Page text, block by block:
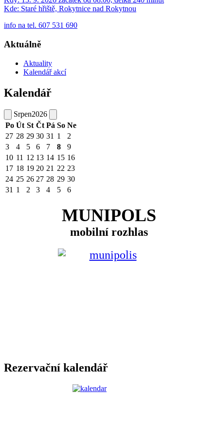
Kde: Staré hřiště, Rokytnice nad Rokytnou
info na tel. 607 531 690
Aktuálně
Aktuality
Kalendář akcí
Kalendář
Srpen2026
Po Út St Čt Pá So Ne
27 28 29 30 31 1
2
3
4 5 6 7 8
9
10 11 12 13 14 15 16
17 18 19 20 21 22 23
24 25 26 27 28 29 30
31 1 2 3 4 5 6
MUNIPOLS
mobilní rozhlas
Rezervační kalendář